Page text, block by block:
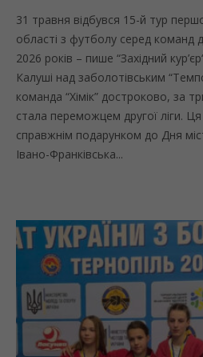
31 травня відбувся 15-й тур
області з футболу серед команд
2026 років – пише “Західний
Калуші над заболотівським
команда “Хімік” достроково, за
стала переможцем другої ліги.
справжнім подарунком до Дня
Івано-Франківська...